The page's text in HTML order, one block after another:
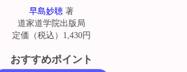
早島妙聴 著
道家道学院出版局
定価（税込）1,430円
おすすめポイント